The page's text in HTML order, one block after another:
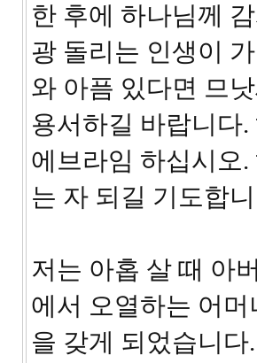
한 후에 하나님께
광 돌리는 인생이
와 아픔 있다면 므
용서하길 바랍니다
에브라임 하십시오
는 자 되길 기도합
저는 아홉 살 때 아
에서 오열하는 어
을 갖게 되었습니